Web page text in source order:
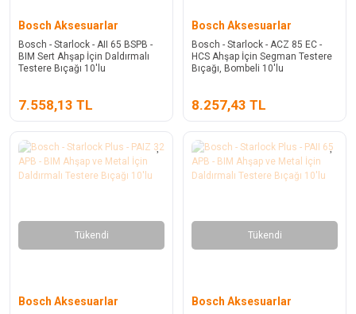
Bosch Aksesuarlar
Bosch - Starlock - AII 65 BSPB -
BIM Sert Ahşap İçin Daldırmalı
Testere Bıçağı 10'lu
7.558,13 TL
Bosch Aksesuarlar
Bosch - Starlock - ACZ 85 EC -
HCS Ahşap İçin Segman Testere
Bıçağı, Bombeli 10'lu
8.257,43 TL
Tükendi
Bosch Aksesuarlar
Tükendi
Bosch Aksesuarlar